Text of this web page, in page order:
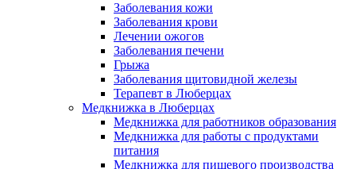
Заболевания кожи
Заболевания крови
Лечении ожогов
Заболевания печени
Грыжа
Заболевания щитовидной железы
Терапевт в Люберцах
Медкнижка в Люберцах
Медкнижка для работников образования
Медкнижка для работы с продуктами
питания
Медкнижка для пищевого производства